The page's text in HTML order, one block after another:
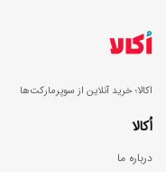
اکالا؛ خرید آنلاین از سوپرمارکت‌ها
اُکالا
درباره ما